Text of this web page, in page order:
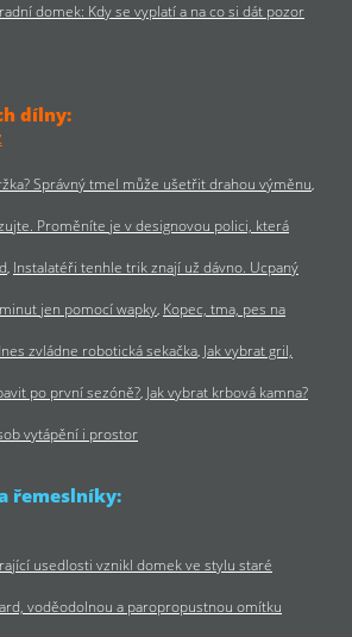
domek: Kdy se vyplatí a na co si dát pozor
dílny:
Správný tmel může ušetřit drahou výměnu
Proměníte je v designovou polici, která
Instalatéři tenhle trik znají už dávno. Ucpaný
jen pomocí wapky Kopec, tma, pes na
zvládne robotická sekačka Jak vybrat gril,
po první sezóně? Jak vybrat krbová kamna?
vytápění i prostor
řemeslníky:
usedlosti vznikl domek ve stylu staré
voděodolnou a paropropustnou omítku